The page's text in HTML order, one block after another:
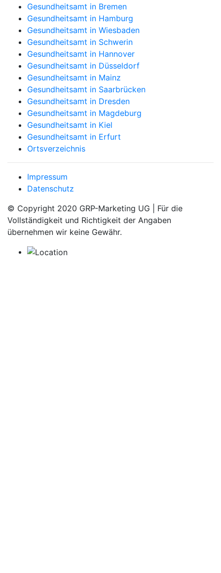
Gesundheitsamt in Bremen
Gesundheitsamt in Hamburg
Gesundheitsamt in Wiesbaden
Gesundheitsamt in Schwerin
Gesundheitsamt in Hannover
Gesundheitsamt in Düsseldorf
Gesundheitsamt in Mainz
Gesundheitsamt in Saarbrücken
Gesundheitsamt in Dresden
Gesundheitsamt in Magdeburg
Gesundheitsamt in Kiel
Gesundheitsamt in Erfurt
Ortsverzeichnis
Impressum
Datenschutz
© Copyright 2020 GRP-Marketing UG | Für die
Vollständigkeit und Richtigkeit der Angaben
übernehmen wir keine Gewähr.